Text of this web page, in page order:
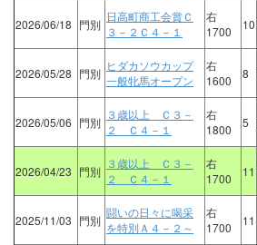
2026/06/18 門別
日高町商工会賞Ｃ
３－２Ｃ４－１
右
1700
10
2026/05/28 門別
ヒダカソウカップ
一般牝馬オープン
右
1600
8
2026/05/06 門別
３歳以上 Ｃ３－
２ Ｃ４－１
右
1800
5
2026/04/23 門別
３歳以上 Ｃ３－
２ Ｃ４－１
右
1700
11
2025/11/03 門別
闘いの日々に喝采
を特別Ａ４－２～
右
1700
11